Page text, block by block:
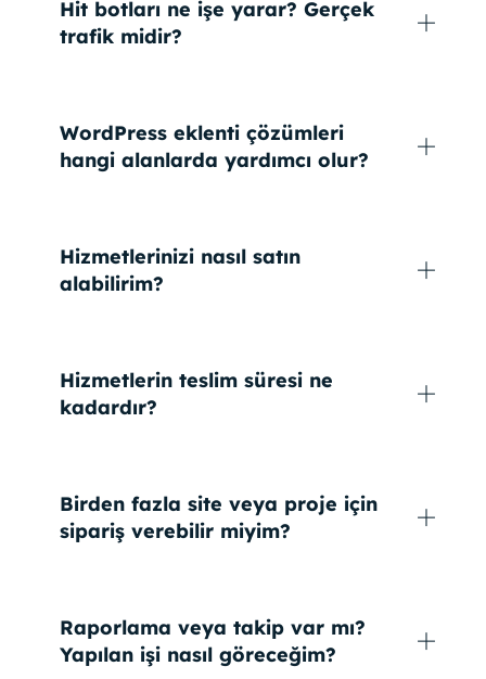
Hit botları ne işe yarar? Gerçek
trafik midir?
WordPress eklenti çözümleri
hangi alanlarda yardımcı olur?
Hizmetlerinizi nasıl satın
alabilirim?
Hizmetlerin teslim süresi ne
kadardır?
Birden fazla site veya proje için
sipariş verebilir miyim?
Raporlama veya takip var mı?
Yapılan işi nasıl göreceğim?